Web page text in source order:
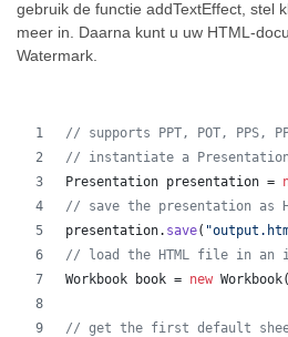
gebruik de functie addTextEffect, stel
meer in. Daarna kunt u uw HTML-
Watermark.
// supports PPT, POT, PPS,
// instantiate a
Presentation presentation =
// save the presentation as
presentation. save(
// load the HTML file in an
Workbook
book = new Workbook(
// get the first default